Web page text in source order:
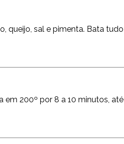
queijo, sal e pimenta. Bata tudo
em 200º por 8 a 10 minutos, até